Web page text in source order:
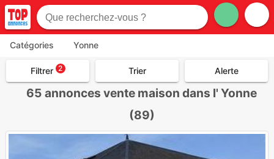
Catégories Yonne
Filtrer 2 Trier Alerte
65 annonces vente maison dans l' Yonne
(89)